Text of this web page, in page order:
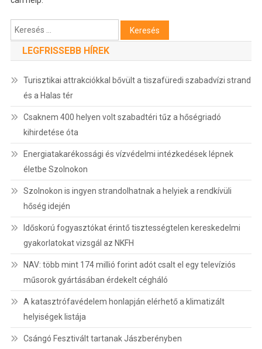
Keresés:
LEGFRISSEBB HÍREK
Turisztikai attrakciókkal bővült a tiszafüredi szabadvízi strand
és a Halas tér
Csaknem 400 helyen volt szabadtéri tűz a hőségriadó
kihirdetése óta
Energiatakarékossági és vízvédelmi intézkedések lépnek
életbe Szolnokon
Szolnokon is ingyen strandolhatnak a helyiek a rendkívüli
hőség idején
Időskorú fogyasztókat érintő tisztességtelen kereskedelmi
gyakorlatokat vizsgál az NKFH
NAV: több mint 174 millió forint adót csalt el egy televíziós
műsorok gyártásában érdekelt cégháló
A katasztrófavédelem honlapján elérhető a klimatizált
helyiségek listája
Csángó Fesztivált tartanak Jászberényben